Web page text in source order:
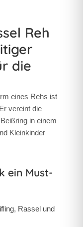
Reh
die
eines Rehs ist
vereint die
in einem
Kleinkinder
ein Must-
Rassel und